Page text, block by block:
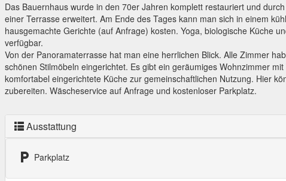
Das Bauernhaus wurde in den 70er Jahren komplett restauriert und
einer Terrasse erweitert. Am Ende des Tages kann man sich in einem
hausgemachte Gerichte (auf Anfrage) kosten. Yoga, biologische Küche
verfügbar.
Von der Panoramaterrasse hat man eine herrlichen Blick. Alle Zimmer
schönen Stilmöbeln eingerichtet. Es gibt ein geräumiges Wohnzimmer
komfortabel eingerichtete Küche zur gemeinschaftlichen Nutzung. Hier
zubereiten. Wäscheservice auf Anfrage und kostenloser Parkplatz.
Ausstattung
local_parking Parkplatz